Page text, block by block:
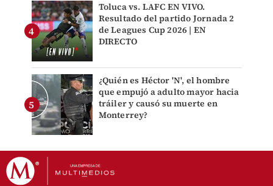
Toluca vs. LAFC EN VIVO.
Resultado del partido Jornada 2
de Leagues Cup 2026 | EN
DIRECTO
¿Quién es Héctor 'N', el hombre
que empujó a adulto mayor hacia
tráiler y causó su muerte en
Monterrey?